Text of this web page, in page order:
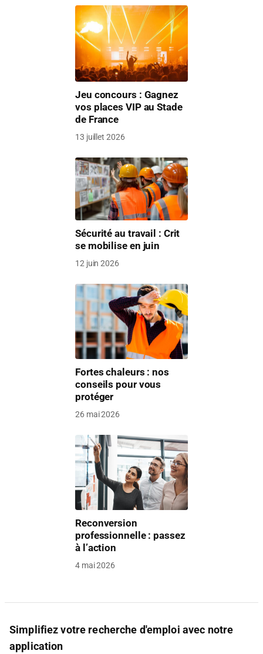
Jeu concours : Gagnez
vos places VIP au Stade
de France
13 juillet 2026
Sécurité au travail : Crit
se mobilise en juin
12 juin 2026
Fortes chaleurs : nos
conseils pour vous
protéger
26 mai 2026
Reconversion
professionnelle : passez
à l’action
4 mai 2026